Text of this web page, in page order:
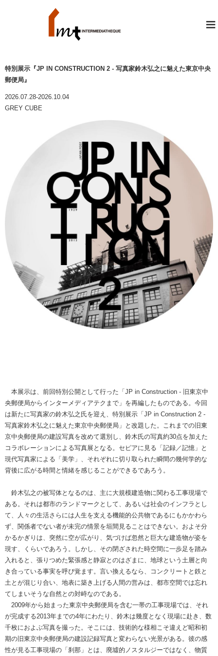
≡
特別展示『JP IN CONSTRUCTION 2 - 写真家鈴木弘之に魅えた東京中央
郵便局』
2026.07.28-2026.10.04
GREY CUBE
本展示は、前回特別公開として行った「JP in Construction - 旧東京中
央郵便局からインターメディアテクまで」を再編したものである。今回
は新たに写真家の鈴木弘之氏を迎え、特別展示「JP in Construction 2 -
写真家鈴木弘之に魅えた東京中央郵便局」と改題した。これまでの旧東
京中央郵便局の建設写真を改めて選別し、鈴木氏の写真約30点を加えた
コラボレーションによる写真展となる。セピアに見る「記録／記憶」と
現代写真家による「美学」、それぞれに切り取られた瞬間の幾何学的な
背後に広がる時間と情緒を感じることができるであろう。
鈴木弘之の被写体となるのは、主に大規模建造物に関わる工事現場で
ある。それは都市のランドマークとして、あるいは社会のインフラとし
て、人々の生活さらには人生を支える機能的公共物であるにもかかわら
ず、関係者でない者が未完の情景を垣間見ることはできない。およそ分
かるかぎりは、突然に空が広がり、気づけば忽然と巨大な建造物が姿を
現す、くらいであろう。しかし、その閉ざされた時空間に一歩足を踏み
入れると、張りつめた緊張感と静寂とのはざまに、地球という土層と向
き合っている事実を呼び覚ます。言い換えるなら、コンクリートと鉄と
土とが混じり合い、地表に築き上げる人間の営みは、都市空間では忘れ
てしまいそうな自然との対峙なのである。
2009年から始まった東京中央郵便局を含む一帯の工事現場では、それ
が完成する2013年までの4年にわたり、鈴木は幾度となく現場に赴き、数
千枚におよぶ写真を撮った。そこには、技術的な様相こそ違えど昭和初
期の旧東京中央郵便局の建設記録写真と変わらない光景がある。彼の感
性が見る工事現場の「刹那」とは、廃墟的ノスタルジーではなく、物質